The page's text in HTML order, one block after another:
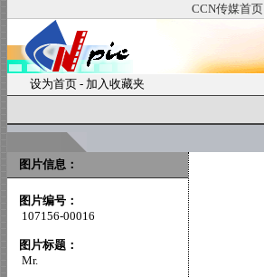
CCN传媒首页
设为首页 - 加入收藏夹
图片信息：
图片编号：
107156-00016
图片标题：
Mr.